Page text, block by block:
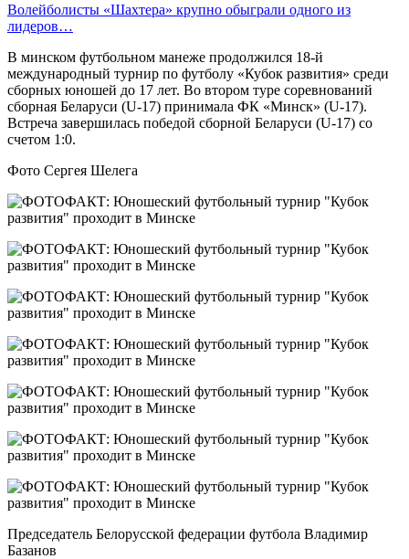
Волейболисты «Шахтера» крупно обыграли одного из
лидеров…
В минском футбольном манеже продолжился 18-й
международный турнир по футболу «Кубок развития» среди
сборных юношей до 17 лет. Во втором туре соревнований
сборная Беларуси (U-17) принимала ФК «Минск» (U-17).
Встреча завершилась победой сборной Беларуси (U-17) со
счетом 1:0.
Фото Сергея Шелега
Председатель Белорусской федерации футбола Владимир
Базанов